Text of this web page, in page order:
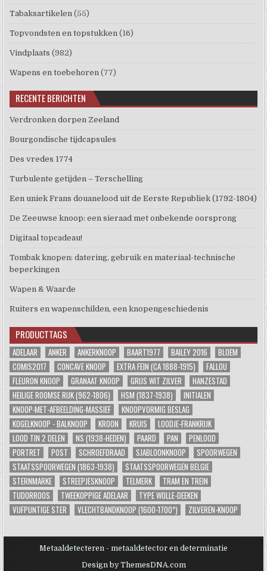
Tabaksartikelen (55)
Topvondsten en topstukken (16)
Vindplaats (982)
Wapens en toebehoren (77)
RECENTE BERICHTEN
Verdronken dorpen Zeeland
Bourgondische tijdcapsules
Des vredes 1774
Turbulente getijden – Terschelling
Een uniek Frans douanelood uit de Eerste Republiek (1792-1804)
De Zeeuwse knoop: een sieraad met onbekende oorsprong
Digitaal topcadeau!
Tombak knopen: datering, gebruik en materiaal-technische
beperkingen
Wapen & Waarde
Ruiters en wapenschilden, een knopengeschiedenis
PRODUCTTAGS
ADELAAR ANKER ANKERKNOOP BAART1977 BAILEY 2016
BLOEM
COMIS2017
CONCAVE KNOOP EXTRA FEIN (CA 1888-1915)
FALLOU
FLEURON KNOOP
GRANAAT KNOOP GRIJS WIT ZILVER
HANZESTAD
HEILIGE ROOMSE RIJK (962-1806)
HSM (1837-1938)
INITIALEN
KNOOP-MET-AFBEELDING-MASSIEF
KNOOPVORMIG BESLAG
KOGELKNOOP - BALKNOOP
KROON KRUIS
LOODJE-FRANKRIJK
LOOD TIN 2 DELEN
NS (1938-HEDEN) PAARD PAN
PENLOOD
PORTRET
POST SCHROEFDRAAD SJABLOONKNOOP
SPOORWEGEN
STAATSSPOORWEGEN (1863-1938)
STAATSSPOORWEGEN BELGIE
STERNMARKE
STREEPJESKNOOP TELMERK
TRAM EN TREIN
TUDORROOS
TWEEKOPPIGE ADELAAR
TYPE WOLLE-DEEKEN
VIJFPUNTIGE STER
VLECHTBANDKNOOP (1600-1700*) ZILVEREN-KNOOP
Metaaldetecteren - metaaldetector en determinatie
Design by ThemesDNA.com